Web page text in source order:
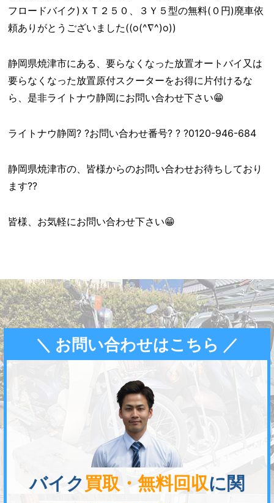
フロードバイク)ＸＴ２５０、３Ｙ５型の無料(０円)廃車依
頼ありがとうございました((o(^∇^)o))
静岡県焼津市にある、要らなくなった放置オートバイ又は
要らなくなった放置原付スクーターをお得に片付けるな
ら、是非ライトナウ静岡にお問い合わせ下さい😁
ライトナウ静岡? ?お問い合わせ番号? ? ?0120-946-684
静岡県焼津市の、皆様からのお問い合わせお待ちしており
ます??
皆様、お気軽にお問い合わせ下さい😁
＼ お問い合わせはこちら ／
バイク 買取・無料回収に関